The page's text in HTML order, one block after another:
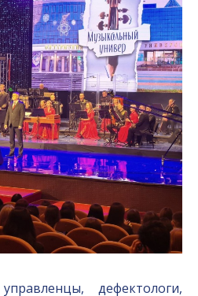
дефектологи,